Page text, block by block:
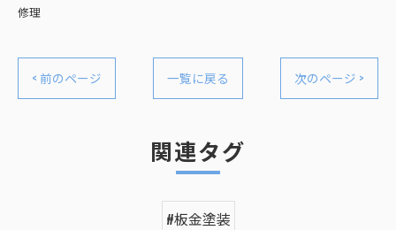
修理
< 前のページ 一覧に戻る 次のページ >
関連タグ
#板金塗装